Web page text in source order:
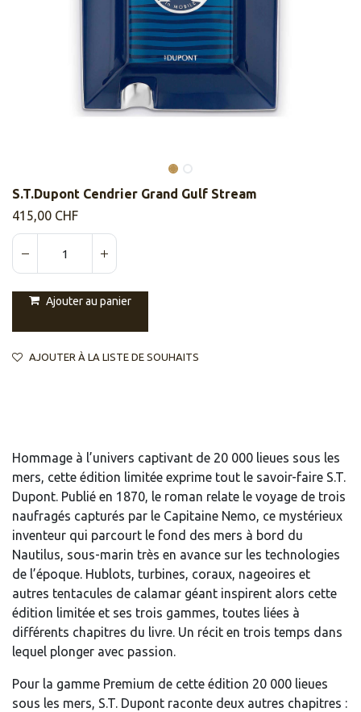
S.T.Dupont Cendrier Grand Gulf Stream
415,00 CHF
Ajouter au panier
AJOUTER À LA LISTE DE SOUHAITS
Hommage à l’univers captivant de 20 000 lieues sous les
mers, cette édition limitée exprime tout le savoir-faire S.T.
Dupont. Publié en 1870, le roman relate le voyage de trois
naufragés capturés par le Capitaine Nemo, ce mystérieux
inventeur qui parcourt le fond des mers à bord du
Nautilus, sous-marin très en avance sur les technologies
de l’époque. Hublots, turbines, coraux, nageoires et
autres tentacules de calamar géant inspirent alors cette
édition limitée et ses trois gammes, toutes liées à
différents chapitres du livre. Un récit en trois temps dans
lequel plonger avec passion.
Pour la gamme Premium de cette édition 20 000 lieues
sous les mers, S.T. Dupont raconte deux autres chapitres :